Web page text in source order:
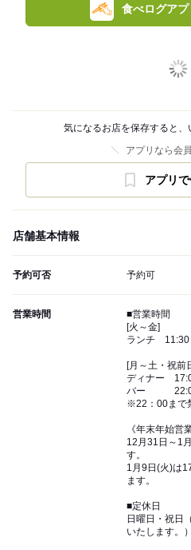
食べログアプ
気になるお店を保存すると、
アプリなら会
アプリ
店舗基本情報
予約可否 予約可
営業時間
■営業時間
[火～金]
ランチ 11:30
[月～土・祝前
ディナー
バー 22:00
※22：00まで
《年末年始営
12月31日～1
す。
1月9日(火)は
ます。
■定休日
日曜日・祝日
いたします。）